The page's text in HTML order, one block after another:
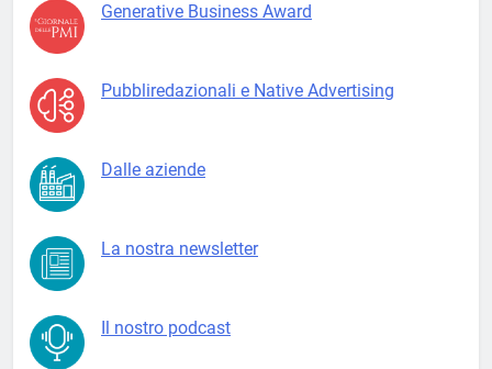
Generative Business Award
Pubbliredazionali e Native Advertising
Dalle aziende
La nostra newsletter
Il nostro podcast